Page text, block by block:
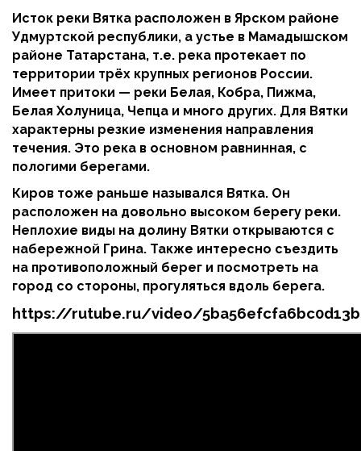
Исток реки Вятка расположен в Ярском районе
Удмуртской республики, а устье в Мамадышском
районе Татарстана, т.е. река протекает по
территории трёх крупных регионов России.
Имеет притоки — реки Белая, Кобра, Пижма,
Белая Холуница, Чепца и много других. Для Вятки
характерны резкие изменения направления
течения. Это река в основном равнинная, с
пологими берегами.
Киров тоже раньше назывался Вятка. Он
расположен на довольно высоком берегу реки.
Неплохие виды на долину Вятки открываются с
набережной Грина. Также интересно съездить
на противоположный берег и посмотреть на
город со стороны, прогуляться вдоль берега.
https://rutube.ru/video/